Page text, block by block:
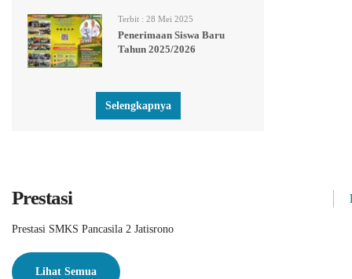
Terbit : 28 Mei 2025
Penerimaan Siswa Baru
Tahun 2025/2026
Selengkapnya
Prestasi
Prestasi SMKS Pancasila 2 Jatisrono
Lihat Semua